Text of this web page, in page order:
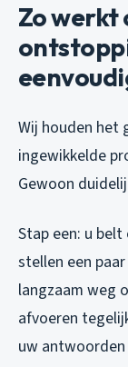
Zo werkt
Wij houden het
ingewikkelde
Gewoon
Stap een: u
stellen een
langzaam weg
afvoeren
uw